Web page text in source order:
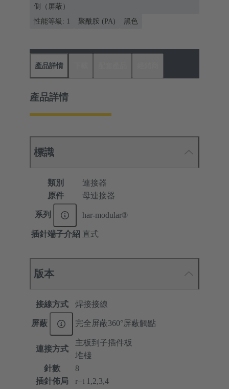
側（屏蔽）
性能等級: 1
聚酰胺 (PA) 黑色
產品詳情
產品詳情
標識
類別
連接器
原件
母連接器
系列 har-modular®
插針端子介紹 直式
版本
接線方式 焊接接線
屏蔽 完全屏蔽360°屏蔽觸點
連接方式
主板到子插件板
堆棧
針數
8
插針佈局
r+t 1,2,3,4